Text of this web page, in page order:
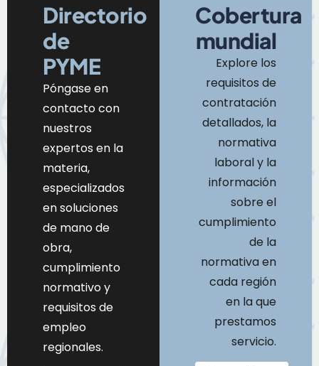
Directorio
de
PYME
Póngase en
contacto con
nuestros
expertos en la
materia,
especializados
en soluciones
de mano de
obra,
cumplimiento
normativo y
requisitos de
empleo
regionales.
Cobertura
mundial
Explore los
requisitos de
contratación
detallados, la
normativa
laboral y la
información
sobre el
cumplimiento
de la
normativa en
cada región
en la que
prestamos
servicio.